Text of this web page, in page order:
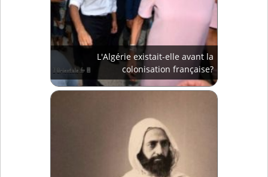
L'Algérie existait-elle avant la
colonisation française?